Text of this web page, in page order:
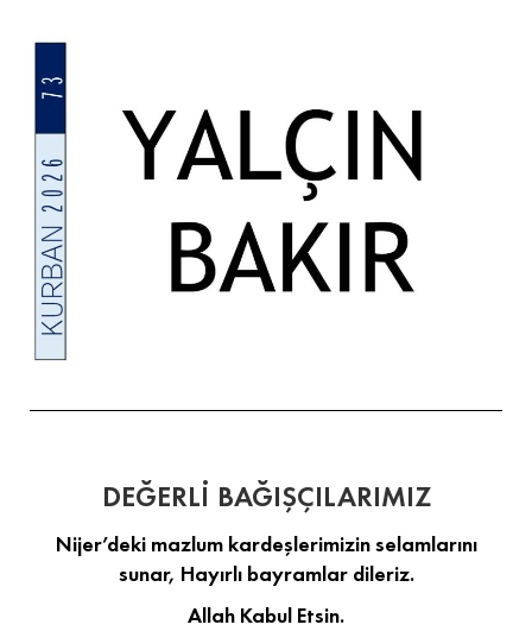
DEĞERLİ BAĞIŞÇILARIMIZ
Nijer’deki mazlum kardeşlerimizin selamlarını
sunar, Hayırlı bayramlar dileriz.
Allah Kabul Etsin.